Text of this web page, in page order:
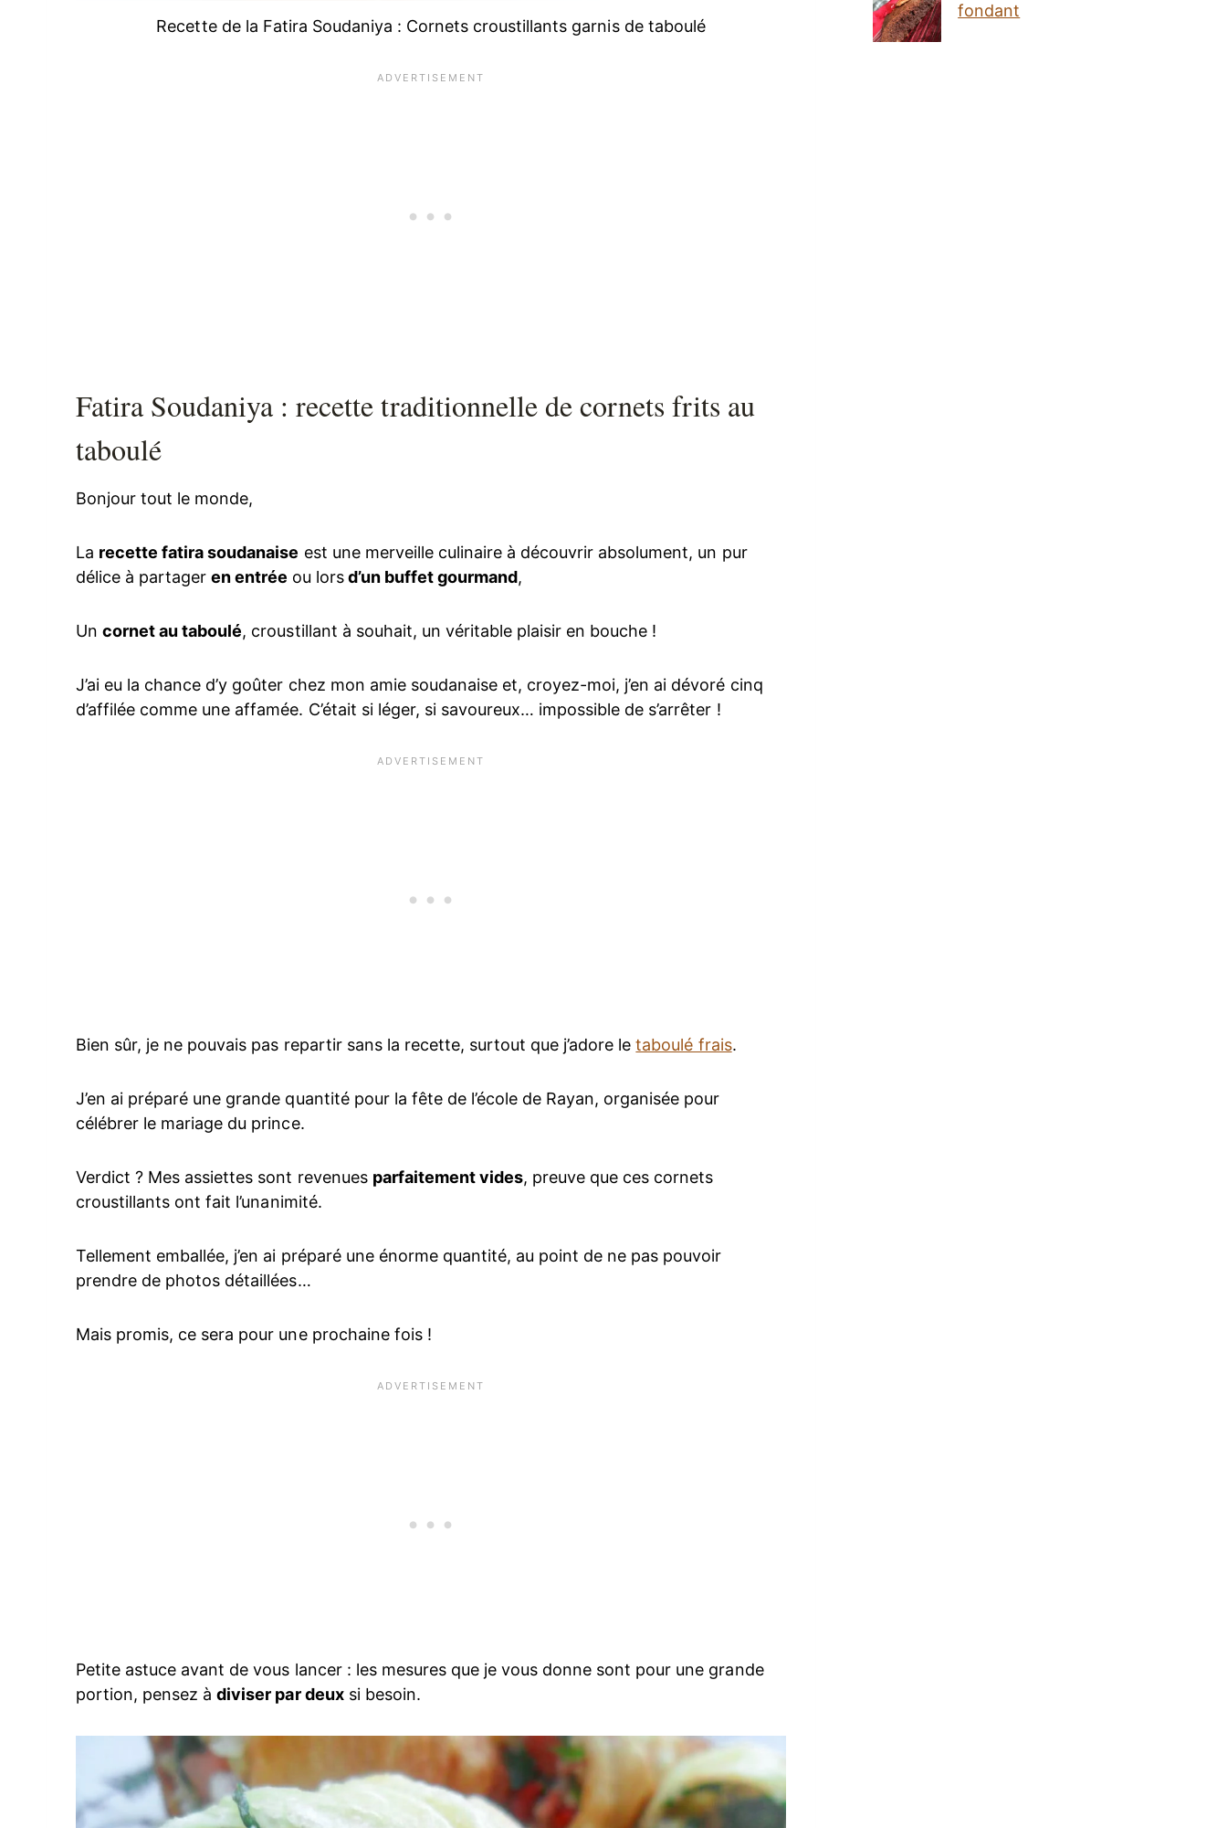
Recette de la Fatira Soudaniya : Cornets croustillants garnis de taboulé
Fatira Soudaniya : recette traditionnelle de cornets frits au
taboulé
Bonjour tout le monde,
La recette fatira soudanaise est une merveille culinaire à découvrir absolument, un pur
délice à partageren entrée ou lorsd’un buffet gourmand,
Uncornet au taboulé, croustillant à souhait, un véritable plaisir en bouche !
J’ai eu la chance d’y goûter chez mon amie soudanaise et, croyez-moi, j’en ai dévoré cinq
d’affilée comme une affamée. C’était si léger, si savoureux… impossible de s’arrêter !
Bien sûr, je ne pouvais pas repartir sans la recette, surtout que j’adore letaboulé frais.
J’en ai préparé une grande quantité pour la fête de l’école de Rayan, organisée pour
célébrer le mariage du prince.
Verdict ? Mes assiettes sont revenues parfaitement vides, preuve que ces cornets
croustillants ont fait l’unanimité.
Tellement emballée, j’en ai préparé une énorme quantité, au point de ne pas pouvoir
prendre de photos détaillées…
Mais promis, ce sera pour une prochaine fois !
Petite astuce avant de vous lancer : les mesures que je vous donne sont pour une grande
portion, pensez àdiviser par deuxsi besoin.
fondant